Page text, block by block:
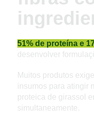
51% de proteína e
desenvolver
Muitos produtos
insumos para atingir
proteica de girassol
simultaneamente.